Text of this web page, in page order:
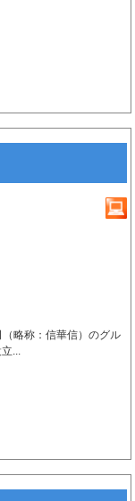
略称：信華信）のグル
...